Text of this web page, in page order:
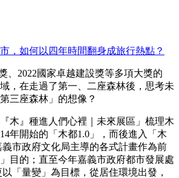
，如何以四年時間翻身成旅行熱點？
、2022國家卓越建設獎等多項大獎的
，在走過了第一、二座森林後，思考未
三座森林」的想像？
木』種進人們心裡｜未來展區」梳理木
年開始的「木都1.0」，而後進入「木
市政府文化局主導的各式計畫作為前
目的；直至今年嘉義市政府都市發展處
「量變」為目標，從居住環境出發，